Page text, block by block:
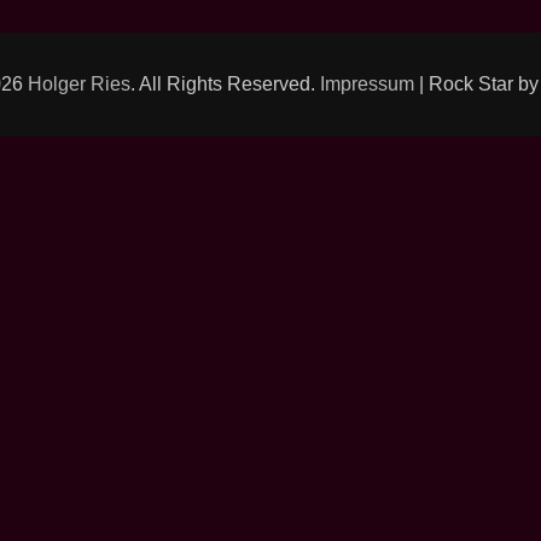
Holger Ries. All Rights Reserved. Impressum| Rock Star by